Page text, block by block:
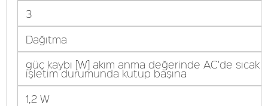
3
Dağıtma
güç kaybı [W] akım anma değerinde AC'de sıcak
işletim durumunda kutup başına
1,2 W